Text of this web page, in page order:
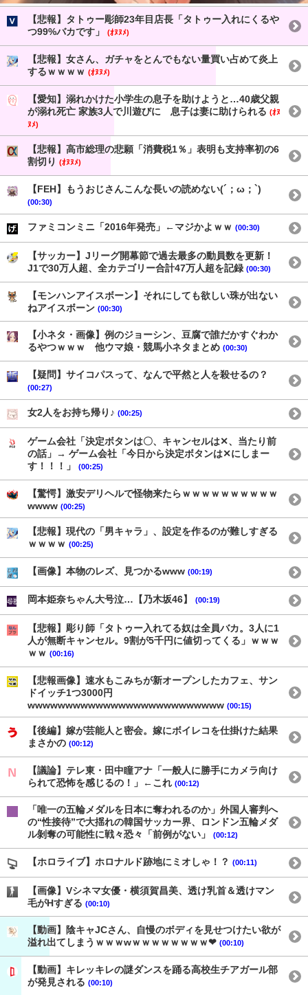
【悲報】タトゥー彫師23年目店長「タトゥー入れにくるや
つ99%バカです」
(ｵﾇﾇﾒ)
【悲報】女さん、ガチャをとんでもない量買い占めて炎上
するｗｗｗｗ (ｵﾇﾇﾒ)
【愛知】溺れかけた小学生の息子を助けようと…40歳父親
が溺れ死亡 家族3人で川遊びに 息子は妻に助けられる (ｵﾇ
ﾇﾒ)
【悲報】高市総理の悲願「消費税1％」表明も支持率初の6
割切り (ｵﾇﾇﾒ)
【FEH】もうおじさんこんな長いの読めない(´；ω；`)
(00:30)
ファミコンミニ「2016年発売」←マジかよｗｗ (00:30)
【サッカー】Jリーグ開幕節で過去最多の動員数を更新！
J1で30万人超、全カテゴリー合計47万人超を記録 (00:30)
【モンハンアイスボーン】それにしても欲しい珠が出ない
ねアイスボーン (00:30)
【小ネタ・画像】例のジョーシン、豆腐で誰だかすぐわか
るやつｗｗｗ 他ウマ娘・競馬小ネタまとめ (00:30)
【疑問】サイコパスって、なんで平然と人を殺せるの？
(00:27)
女2人をお持ち帰り♪ (00:25)
ゲーム会社「決定ボタンは〇、キャンセルは✕、当たり前
の話」→ ゲーム会社「今日から決定ボタンは✕にしまー
す！！！」
(00:25)
【驚愕】激安デリヘルで怪物来たらｗｗｗｗｗｗｗｗｗｗ
wwww (00:25)
【悲報】現代の「男キャラ」、設定を作るのが難しすぎる
ｗｗｗｗ (00:25)
【画像】本物のレズ、見つかるwww (00:19)
岡本姫奈ちゃん大号泣…【乃木坂46】 (00:19)
【悲報】彫り師「タトゥー入れてる奴は全員バカ。3人に1
人が無断キャンセル。9割が5千円に値切ってくる」ｗｗｗ
ｗｗ (00:16)
【悲報画像】速水もこみちが新オープンしたカフェ、サン
ドイッチ1つ3000円
wwwwwwwwwwwwwwwwwwwwwwwwww (00:15)
【後編】嫁が芸能人と密会。嫁にボイレコを仕掛けた結果
まさかの (00:12)
【議論】テレ東・田中瞳アナ「一般人に勝手にカメラ向け
られて恐怖を感じるの！」←これ (00:12)
「唯一の五輪メダルを日本に奪われるのか」外国人審判へ
の“性接待”で大揺れの韓国サッカー界、ロンドン五輪メダ
ル剝奪の可能性に戦々恐々「前例がない」
(00:12)
【ホロライブ】ホロナルド跡地にミオしゃ！？ (00:11)
【画像】Vシネマ女優・横須賀昌美、透け乳首＆透けマン
毛がHすぎる (00:10)
【動画】陰キャJCさん、自慢のボディを見せつけたい欲が
溢れ出てしまうｗｗｗwｗｗｗｗｗｗｗｗ❤ (00:10)
【動画】キレッキレの謎ダンスを踊る高校生チアガール部
が発見される (00:10)